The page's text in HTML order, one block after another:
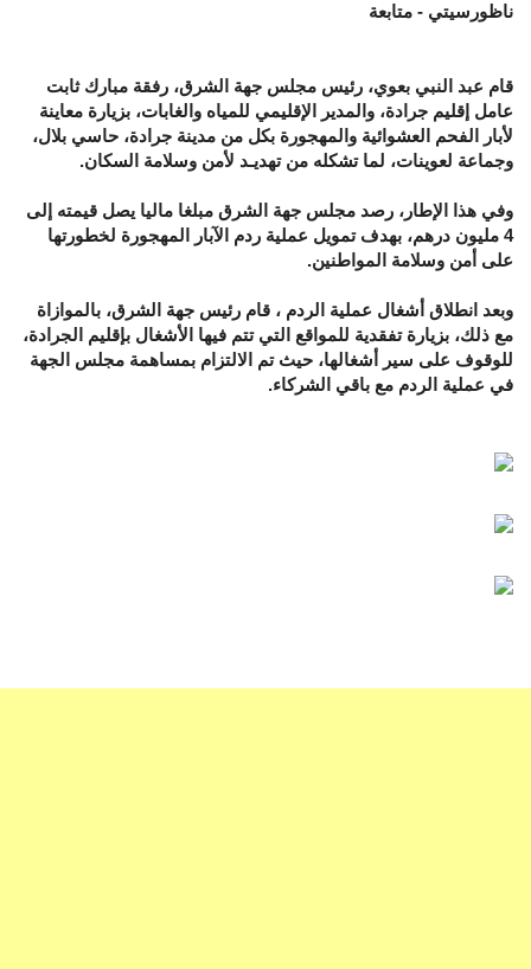
ناظورسيتي - متابعة
قام عبد النبي بعوي، رئيس مجلس جهة الشرق، رفقة مبارك ثابت
عامل إقليم جرادة، والمدير الإقليمي للمياه والغابات، بزيارة معاينة
لأبار الفحم العشوائية والمهجورة بكل من مدينة جرادة، حاسي بلال،
وجماعة لعوينات، لما تشكله من تهديـد لأمن وسلامة السكان.
وفي هذا الإطار، رصد مجلس جهة الشرق مبلغا ماليا يصل قيمته إلى
4 مليون درهم، بهدف تمويل عملية ردم الآبار المهجورة لخطورتها
على أمن وسلامة المواطنين.
وبعد انطلاق أشغال عملية الردم ، قام رئيس جهة الشرق، بالموازاة
مع ذلك، بزيارة تفقدية للمواقع التي تتم فيها الأشغال بإقليم الجرادة،
للوقوف على سير أشغالها، حيث تم الالتزام بمساهمة مجلس الجهة
في عملية الردم مع باقي الشركاء.